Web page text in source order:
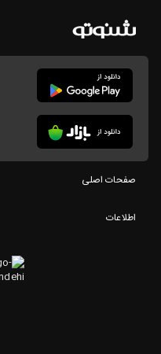
صفحات اصلی
اطلاعات